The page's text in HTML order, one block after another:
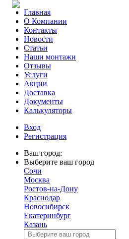
Главная
О Компании
Контакты
Новости
Статьи
Наши монтажи
Отзывы
Услуги
Акции
Доставка
Документы
Калькуляторы
Вход
Регистрация
Ваш город:
Выберите ваш город
Сочи
Москва
Ростов-на-Дону
Краснодар
Новосибирск
Екатеринбург
Казань